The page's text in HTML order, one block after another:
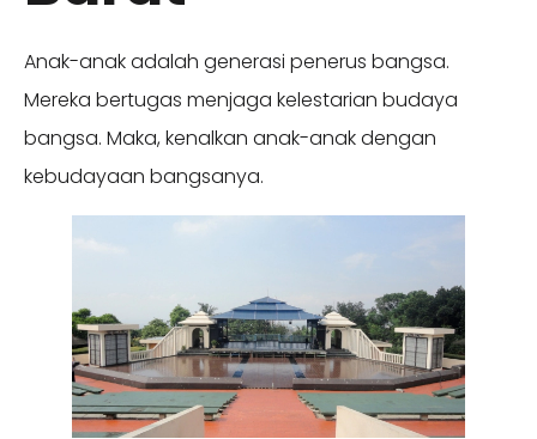
Anak-anak adalah generasi penerus bangsa.
Mereka bertugas menjaga kelestarian budaya
bangsa. Maka, kenalkan anak-anak dengan
kebudayaan bangsanya.